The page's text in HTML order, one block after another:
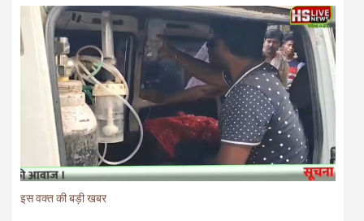
इस वक्त की बड़ी खबर